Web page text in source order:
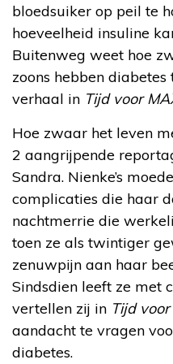
bloedsuiker op peil te
hoeveelheid insuline
Buitenweg weet hoe
zoons hebben
verhaal in Tijd voor
Hoe zwaar het leven
2 aangrijpende
Sandra. Nienke’s
complicaties die haar
nachtmerrie die
toen ze als twintiger
zenuwpijn aan haar
Sindsdien leeft ze met
vertellen zij in Tijd
aandacht te vragen
diabetes.